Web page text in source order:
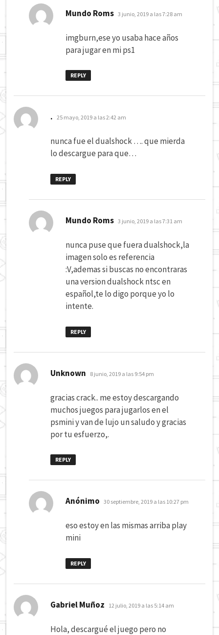
Mundo Roms dice:
3 junio, 2019 a las 7:28 am
imgburn,ese yo usaba hace años
para jugar en mi ps1
REPLY
. dice:
25 mayo, 2019 a las 2:42 am
nunca fue el dualshock …. que mierda
lo descargue para que…
REPLY
Mundo Roms dice:
3 junio, 2019 a las 7:31 am
nunca puse que fuera dualshock,la
imagen solo es referencia
:V,ademas si buscas no encontraras
una version dualshock ntsc en
español,te lo digo porque yo lo
intente.
REPLY
Unknown dice:
8 junio, 2019 a las 9:54 pm
gracias crack.. me estoy descargando
muchos juegos para jugarlos en el
psmini y van de lujo un saludo y gracias
por tu esfuerzo,.
REPLY
Anónimo dice:
30 septiembre, 2019 a las 10:27 pm
eso estoy en las mismas arriba play
mini
REPLY
Gabriel Muñoz dice:
12 julio, 2019 a las 5:14 am
Hola, descargué el juego pero no